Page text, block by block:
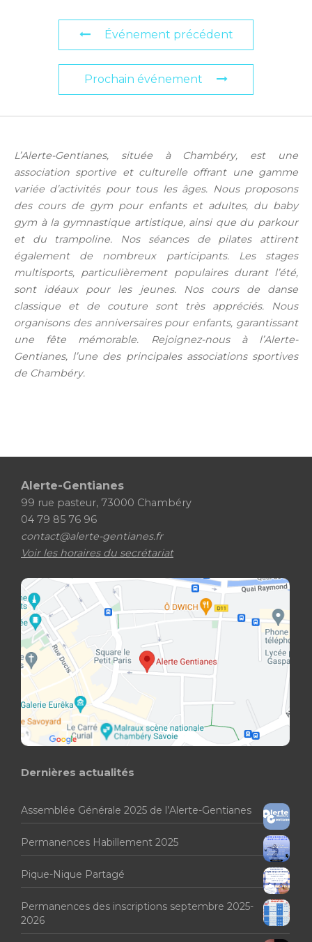
Événement précédent
Prochain événement
L’Alerte-Gentianes, située à Chambéry, est une
association sportive et culturelle offrant une gamme
variée d’activités pour tous les âges. Nous proposons
des cours de gym pour enfants et adultes, du baby
gym à la gymnastique artistique, ainsi que du parkour
et du trampoline. Nos séances de pilates attirent
également de nombreux participants. Les stages
multisports, particulièrement populaires durant l’été,
sont idéaux pour les jeunes. Nos cours de danse
classique et de couture sont très appréciés. Nous
organisons des anniversaires pour enfants, garantissant
une fête mémorable. Rejoignez-nous à l’Alerte-
Gentianes, l’une des principales associations sportives
de Chambéry.
Alerte-Gentianes
99 rue pasteur, 73000 Chambéry
04 79 85 76 96
contact@alerte-gentianes.fr
Voir les horaires du secrétariat
Dernières actualités
Assemblée Générale 2025 de l’Alerte-Gentianes
Permanences Habillement 2025
Pique-Nique Partagé
Permanences des inscriptions septembre 2025-
2026